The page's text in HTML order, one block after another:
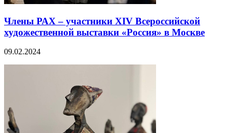
Члены РАХ – участники XIV Всероссийской
художественной выставки «Россия» в Москве
09.02.2024